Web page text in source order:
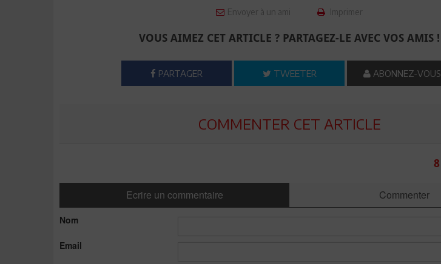
Envoyer à un ami Imprimer
VOUS AIMEZ CET ARTICLE ? PARTAGEZ-LE AVEC VOS AMIS !
PARTAGER TWEETER ABONNEZ-VOUS
COMMENTER CET ARTICLE
8
Ecrire un commentaire Commenter
Nom
Email